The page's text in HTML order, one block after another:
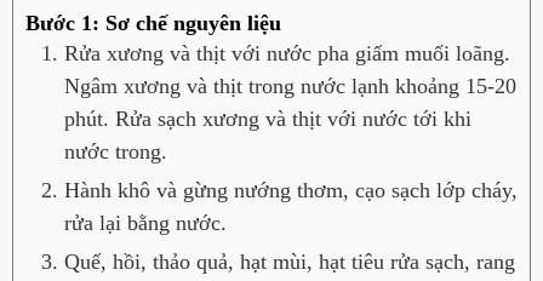
Bước 1: Sơ chế nguyên liệu
Rửa xương và thịt với nước pha giấm muối loãng.
Ngâm xương và thịt trong nước lạnh khoảng 15-20
phút. Rửa sạch xương và thịt với nước tới khi
nước trong.
Hành khô và gừng nướng thơm, cạo sạch lớp cháy,
rửa lại bằng nước.
Quế, hồi, thảo quả, hạt mùi, hạt tiêu rửa sạch, rang